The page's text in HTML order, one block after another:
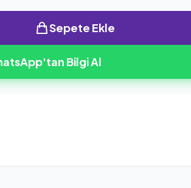
Sepete Ekle
Bilgi Al